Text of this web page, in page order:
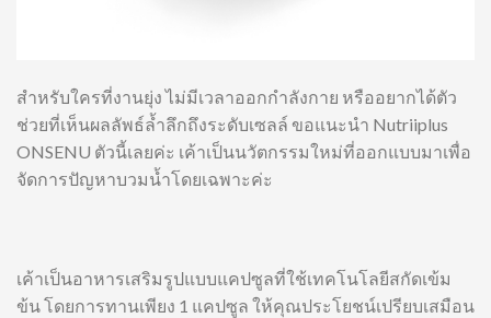
สำหรับใครที่งานยุ่ง ไม่มีเวลาออกกำลังกาย หรืออยากได้ตัว
ช่วยที่เห็นผลลัพธ์ล้ำลึกถึงระดับเซลล์ ขอแนะนำ Nutriiplus
ONSENU ตัวนี้เลยค่ะ เค้าเป็นนวัตกรรมใหม่ที่ออกแบบมาเพื่อ
จัดการปัญหาบวมน้ำโดยเฉพาะค่ะ
เค้าเป็นอาหารเสริมรูปแบบแคปซูลที่ใช้เทคโนโลยีสกัดเข้ม
ข้น โดยการทานเพียง 1 แคปซูล ให้คุณประโยชน์เปรียบเสมือน